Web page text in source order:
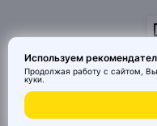
© 2026 MAI HE MAI.
Китая по ценам
Используем
Продолжая работу с сайтом,
куки.